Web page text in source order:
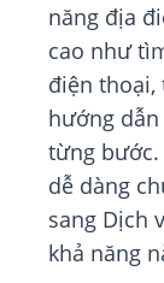
năng địa
cao như
điện thoại,
hướng
từng bước.
dễ dàng
sang Dịch
khả năng